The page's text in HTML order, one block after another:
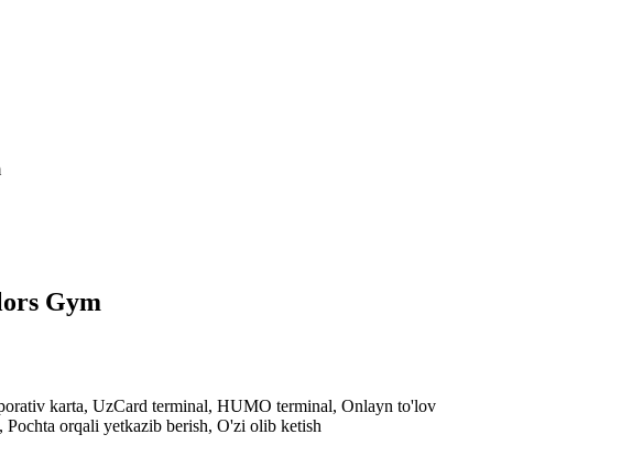
Gym
karta, UzCard terminal, HUMO terminal, Onlayn to'lov
orqali yetkazib berish, O'zi olib ketish